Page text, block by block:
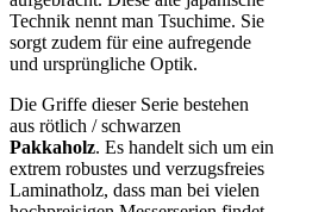
Technik nennt man Tsuchime. Sie
sorgt zudem für eine aufregende
und ursprüngliche Optik.
Die Griffe dieser Serie bestehen
aus rötlich / schwarzen
Pakkaholz. Es handelt sich um ein
extrem robustes und verzugsfreies
Laminatholz, dass man bei vielen